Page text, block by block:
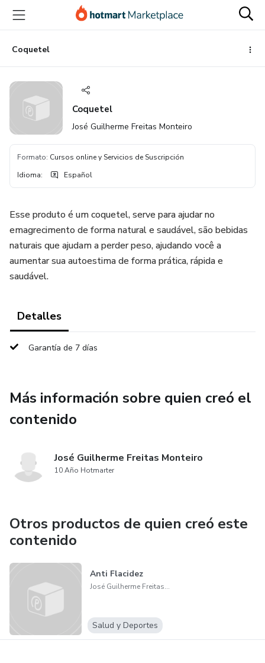
principal
página
de
página
Coquetel
Coquetel
José Guilherme Freitas Monteiro
Formato: Cursos online y Servicios de Suscripción
Idioma: Español
Esse produto é um coquetel, serve para ajudar no
emagrecimento de forma natural e saudável, são bebidas
naturais que ajudam a perder peso, ajudando você a
aumentar sua autoestima de forma prática, rápida e
saudável.
Detalles
Garantía de 7 días
Más información sobre quien creó el
contenido
José Guilherme Freitas Monteiro
10 Año Hotmarter
Otros productos de quien creó este
contenido
Anti Flacidez
José Guilherme Freitas Monteiro
Salud y Deportes